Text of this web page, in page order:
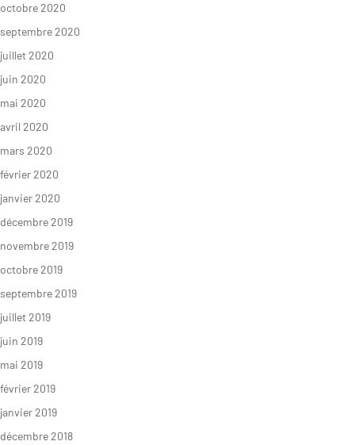
octobre 2020
septembre 2020
juillet 2020
juin 2020
mai 2020
avril 2020
mars 2020
février 2020
janvier 2020
décembre 2019
novembre 2019
octobre 2019
septembre 2019
juillet 2019
juin 2019
mai 2019
février 2019
janvier 2019
décembre 2018